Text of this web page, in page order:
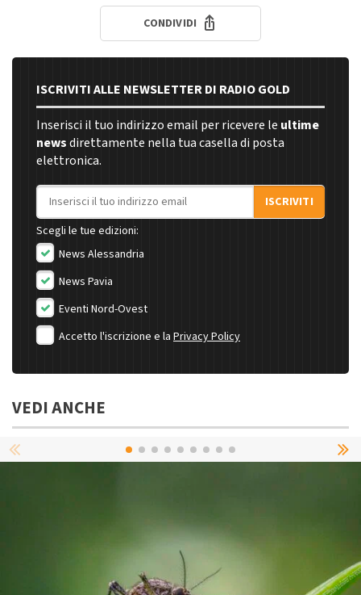
CONDIVIDI
ISCRIVITI ALLE NEWSLETTER DI RADIO GOLD
Inserisci il tuo indirizzo email per ricevere le ultime
newsdirettamente nella tua casella di posta
elettronica.
Indirizzo email
ISCRIVITI
Scegli le tue edizioni:
News Alessandria
News Pavia
Eventi Nord-Ovest
Accetto l'iscrizione e la Privacy Policy
VEDI ANCHE